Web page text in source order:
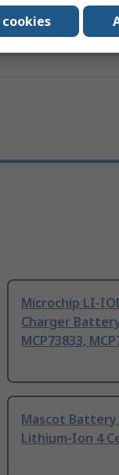
Battery Charger
Microchip LI-
Charger
MCP73833,
Mascot Battery
Lithium-Ion 4
cookies